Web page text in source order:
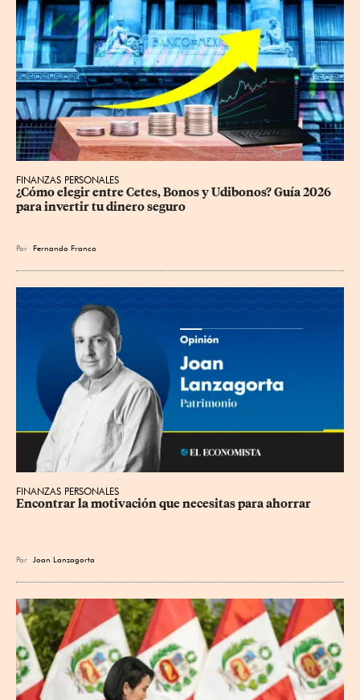
FINANZAS PERSONALES
¿Cómo elegir entre Cetes, Bonos y Udibonos? Guía 2026
para invertir tu dinero seguro
Por Fernando Franco
FINANZAS PERSONALES
Encontrar la motivación que necesitas para ahorrar
Por Joan Lanzagorta